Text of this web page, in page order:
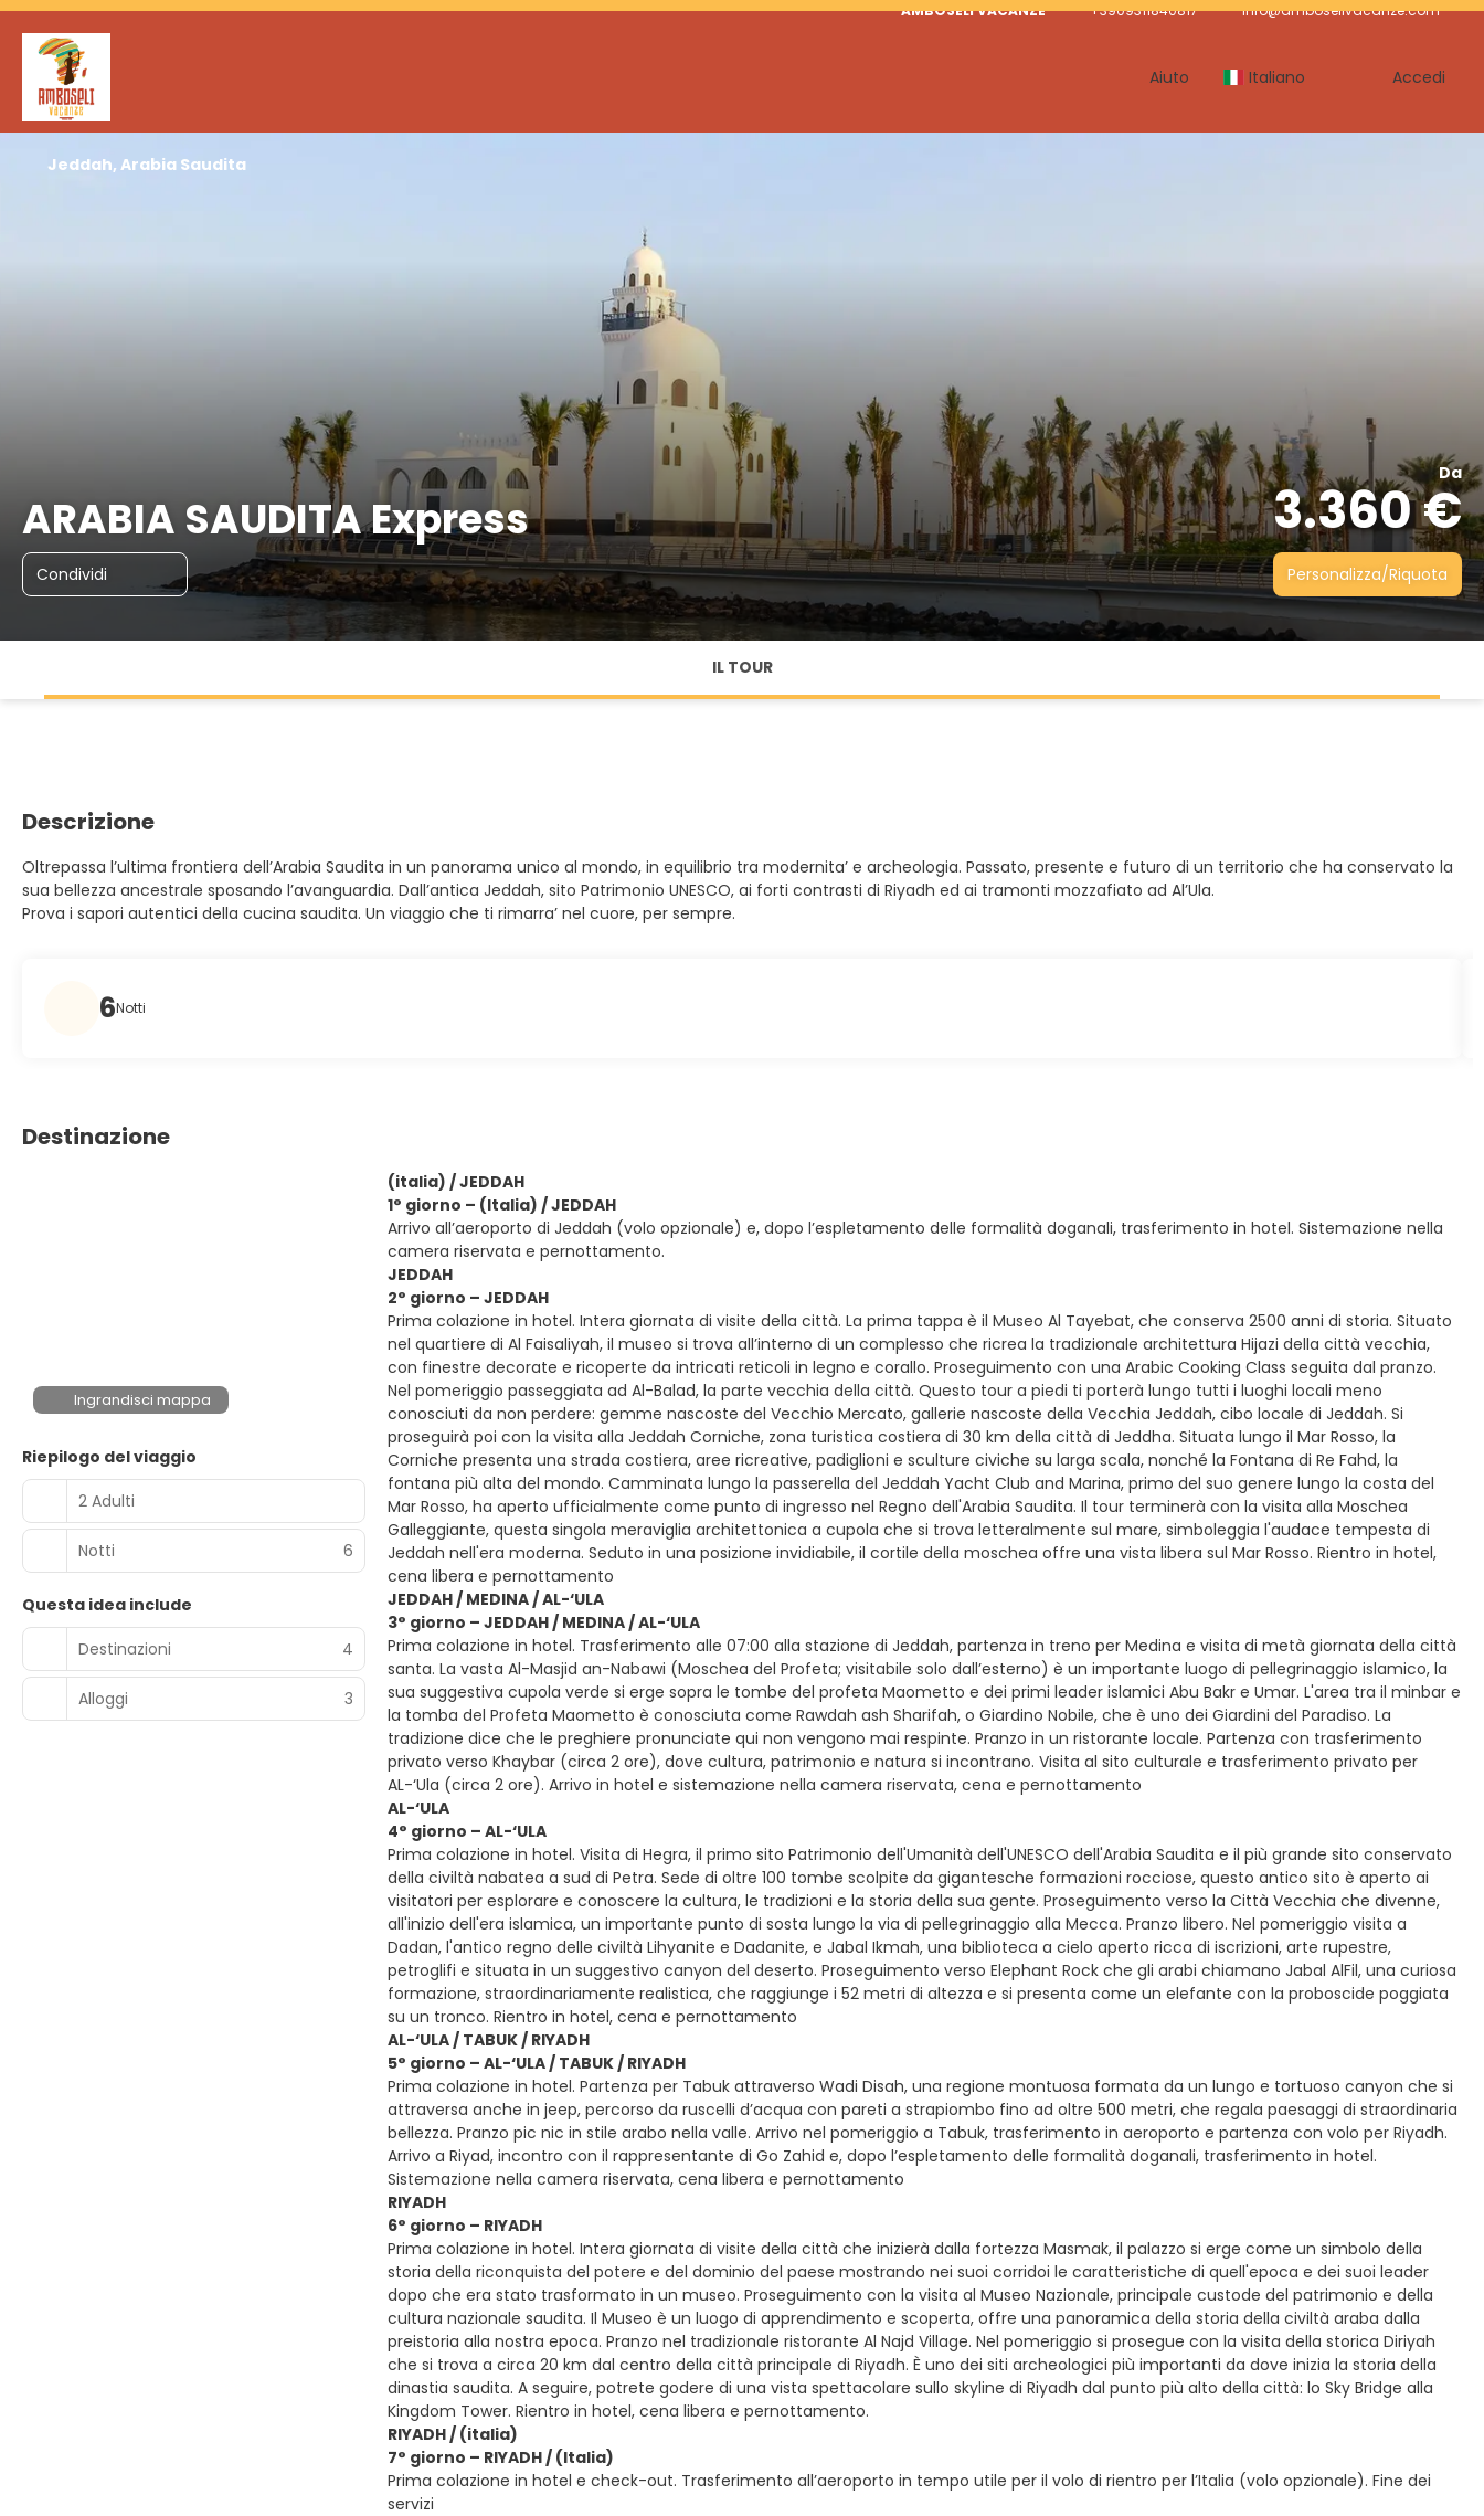
AMBOSELI VACANZE +3909311840817 info@amboselivacanze.com
Aiuto Italiano Accedi
ARABIA SAUDITA Express
Da
3.360 €
Condividi Personalizza/Riquota
Jeddah, Arabia Saudita
IL TOUR
Descrizione
Oltrepassa l’ultima frontiera dell’Arabia Saudita in un panorama unico al mondo, in equilibrio tra modernita’ e archeologia. Passato, presente e futuro di un territorio che ha conservato la
sua bellezza ancestrale sposando l’avanguardia. Dall’antica Jeddah, sito Patrimonio UNESCO, ai forti contrasti di Riyadh ed ai tramonti mozzafiato ad Al’Ula.
Prova i sapori autentici della cucina saudita. Un viaggio che ti rimarra’ nel cuore, per sempre.
6Notti
Destinazione
Ingrandisci mappa
Riepilogo del viaggio
2 Adulti
Notti 6
Questa idea include
Destinazioni
4
Alloggi 3
(italia) / JEDDAH
1° giorno – (Italia) / JEDDAH
Arrivo all’aeroporto di Jeddah (volo opzionale) e, dopo l’espletamento delle formalità doganali, trasferimento in hotel. Sistemazione nella
camera riservata e pernottamento.
JEDDAH
2° giorno – JEDDAH
Prima colazione in hotel. Intera giornata di visite della città. La prima tappa è il Museo Al Tayebat, che conserva 2500 anni di storia. Situato
nel quartiere di Al Faisaliyah, il museo si trova all’interno di un complesso che ricrea la tradizionale architettura Hijazi della città vecchia,
con finestre decorate e ricoperte da intricati reticoli in legno e corallo. Proseguimento con una Arabic Cooking Class seguita dal pranzo.
Nel pomeriggio passeggiata ad Al-Balad, la parte vecchia della città. Questo tour a piedi ti porterà lungo tutti i luoghi locali meno
conosciuti da non perdere: gemme nascoste del Vecchio Mercato, gallerie nascoste della Vecchia Jeddah, cibo locale di Jeddah. Si
proseguirà poi con la visita alla Jeddah Corniche, zona turistica costiera di 30 km della città di Jeddha. Situata lungo il Mar Rosso, la
Corniche presenta una strada costiera, aree ricreative, padiglioni e sculture civiche su larga scala, nonché la Fontana di Re Fahd, la
fontana più alta del mondo. Camminata lungo la passerella del Jeddah Yacht Club and Marina, primo del suo genere lungo la costa del
Mar Rosso, ha aperto ufficialmente come punto di ingresso nel Regno dell'Arabia Saudita. Il tour terminerà con la visita alla Moschea
Galleggiante, questa singola meraviglia architettonica a cupola che si trova letteralmente sul mare, simboleggia l'audace tempesta di
Jeddah nell'era moderna. Seduto in una posizione invidiabile, il cortile della moschea offre una vista libera sul Mar Rosso. Rientro in hotel,
cena libera e pernottamento
JEDDAH / MEDINA / AL-‘ULA
3° giorno – JEDDAH / MEDINA / AL-‘ULA
Prima colazione in hotel. Trasferimento alle 07:00 alla stazione di Jeddah, partenza in treno per Medina e visita di metà giornata della città
santa. La vasta Al-Masjid an-Nabawi (Moschea del Profeta; visitabile solo dall’esterno) è un importante luogo di pellegrinaggio islamico, la
sua suggestiva cupola verde si erge sopra le tombe del profeta Maometto e dei primi leader islamici Abu Bakr e Umar. L'area tra il minbar e
la tomba del Profeta Maometto è conosciuta come Rawdah ash Sharifah, o Giardino Nobile, che è uno dei Giardini del Paradiso. La
tradizione dice che le preghiere pronunciate qui non vengono mai respinte. Pranzo in un ristorante locale. Partenza con trasferimento
privato verso Khaybar (circa 2 ore), dove cultura, patrimonio e natura si incontrano. Visita al sito culturale e trasferimento privato per
AL-‘Ula (circa 2 ore). Arrivo in hotel e sistemazione nella camera riservata, cena e pernottamento
AL-‘ULA
4° giorno – AL-‘ULA
Prima colazione in hotel. Visita di Hegra, il primo sito Patrimonio dell'Umanità dell'UNESCO dell'Arabia Saudita e il più grande sito conservato
della civiltà nabatea a sud di Petra. Sede di oltre 100 tombe scolpite da gigantesche formazioni rocciose, questo antico sito è aperto ai
visitatori per esplorare e conoscere la cultura, le tradizioni e la storia della sua gente. Proseguimento verso la Città Vecchia che divenne,
all'inizio dell'era islamica, un importante punto di sosta lungo la via di pellegrinaggio alla Mecca. Pranzo libero. Nel pomeriggio visita a
Dadan, l'antico regno delle civiltà Lihyanite e Dadanite, e Jabal Ikmah, una biblioteca a cielo aperto ricca di iscrizioni, arte rupestre,
petroglifi e situata in un suggestivo canyon del deserto. Proseguimento verso Elephant Rock che gli arabi chiamano Jabal AlFil, una curiosa
formazione, straordinariamente realistica, che raggiunge i 52 metri di altezza e si presenta come un elefante con la proboscide poggiata
su un tronco. Rientro in hotel, cena e pernottamento
AL-‘ULA / TABUK / RIYADH
5° giorno – AL-‘ULA / TABUK / RIYADH
Prima colazione in hotel. Partenza per Tabuk attraverso Wadi Disah, una regione montuosa formata da un lungo e tortuoso canyon che si
attraversa anche in jeep, percorso da ruscelli d’acqua con pareti a strapiombo fino ad oltre 500 metri, che regala paesaggi di straordinaria
bellezza. Pranzo pic nic in stile arabo nella valle. Arrivo nel pomeriggio a Tabuk, trasferimento in aeroporto e partenza con volo per Riyadh.
Arrivo a Riyad, incontro con il rappresentante di Go Zahid e, dopo l’espletamento delle formalità doganali, trasferimento in hotel.
Sistemazione nella camera riservata, cena libera e pernottamento
RIYADH
6° giorno – RIYADH
Prima colazione in hotel. Intera giornata di visite della città che inizierà dalla fortezza Masmak, il palazzo si erge come un simbolo della
storia della riconquista del potere e del dominio del paese mostrando nei suoi corridoi le caratteristiche di quell'epoca e dei suoi leader
dopo che era stato trasformato in un museo. Proseguimento con la visita al Museo Nazionale, principale custode del patrimonio e della
cultura nazionale saudita. Il Museo è un luogo di apprendimento e scoperta, offre una panoramica della storia della civiltà araba dalla
preistoria alla nostra epoca. Pranzo nel tradizionale ristorante Al Najd Village. Nel pomeriggio si prosegue con la visita della storica Diriyah
che si trova a circa 20 km dal centro della città principale di Riyadh. È uno dei siti archeologici più importanti da dove inizia la storia della
dinastia saudita. A seguire, potrete godere di una vista spettacolare sullo skyline di Riyadh dal punto più alto della città: lo Sky Bridge alla
Kingdom Tower. Rientro in hotel, cena libera e pernottamento.
RIYADH / (italia)
7° giorno – RIYADH / (Italia)
Prima colazione in hotel e check-out. Trasferimento all’aeroporto in tempo utile per il volo di rientro per l’Italia (volo opzionale). Fine dei
servizi